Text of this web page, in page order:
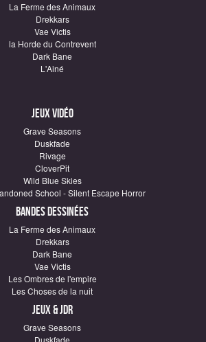
La Ferme des Animaux
Drekkars
Vae Victis
la Horde du Contrevent
Dark Bane
L'Ainé
Jeux vidéo
Grave Seasons
Duskfade
Rivage
CloverPit
Wild Blue Skies
School - Silent Escape Horror
Bandes dessinées
La Ferme des Animaux
Drekkars
Dark Bane
Vae Victis
Les Ombres de l'empire
Les Choses de la nuit
Jeux & JDR
Grave Seasons
Duskfade